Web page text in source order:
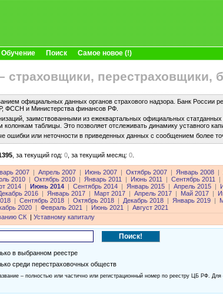
Обучение Поиск Самое новое (!)
страховщики, перестраховщики,
официальных данных органов страхового надзора. Банк России
ФССН и Министерства финансов РФ.
заимствованными из ежеквартальных официальных
таблицы. Это позволяет отслеживать динамику уставного
ошибки или неточности в приведенных данных с сообщением более
за текущий год: 0 за текущий месяц: 0
2007 Апрель 2007 Июнь 2007 Октябрь 2007 Январь 2008
2010 Октябрь 2010 Январь 2011 Июнь 2011 Сентябрь 2011
2014 Июнь 2014 Сентябрь 2014 Январь 2015 Апрель 2015
2016 Январь 2017 Март 2017 Апрель 2017 Май 2017
Сентябрь 2018 Октябрь 2018 Декабрь 2018 Январь 2019
2020 Февраль 2021 Июнь 2021
Август 2021
СК Уставному капиталу
в выбранном реестре
среди перестраховочных обществ
– полностью или частично или регистрационный номер по реестру ЦБ РФ.